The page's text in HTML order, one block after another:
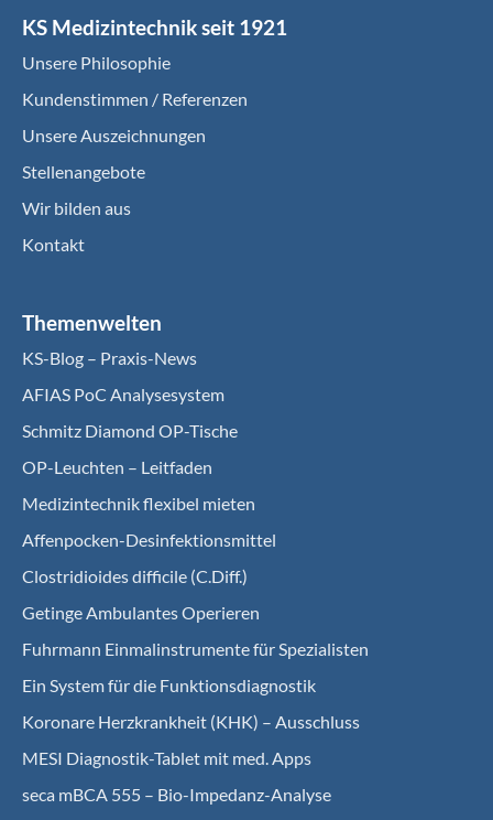
KS Medizintechnik seit 1921
Unsere Philosophie
Kundenstimmen / Referenzen
Unsere Auszeichnungen
Stellenangebote
Wir bilden aus
Kontakt
Themenwelten
KS-Blog – Praxis-News
AFIAS PoC Analysesystem
Schmitz Diamond OP-Tische
OP-Leuchten – Leitfaden
Medizintechnik flexibel mieten
Affenpocken-Desinfektionsmittel
Clostridioides difficile (C.Diff.)
Getinge Ambulantes Operieren
Fuhrmann Einmalinstrumente für Spezialisten
Ein System für die Funktionsdiagnostik
Koro­nare Herz­krank­heit (KHK) – Ausschluss
MESI Diagnostik-Tablet mit med. Apps
seca mBCA 555 – Bio-Impedanz-Analyse